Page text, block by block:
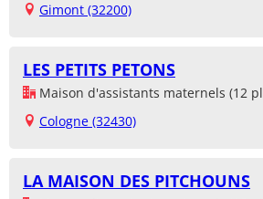
Gimont (32200)
LES PETITS PETONS
Maison d'assistants maternels (12
Cologne (32430)
LA MAISON DES PITCHOUNS